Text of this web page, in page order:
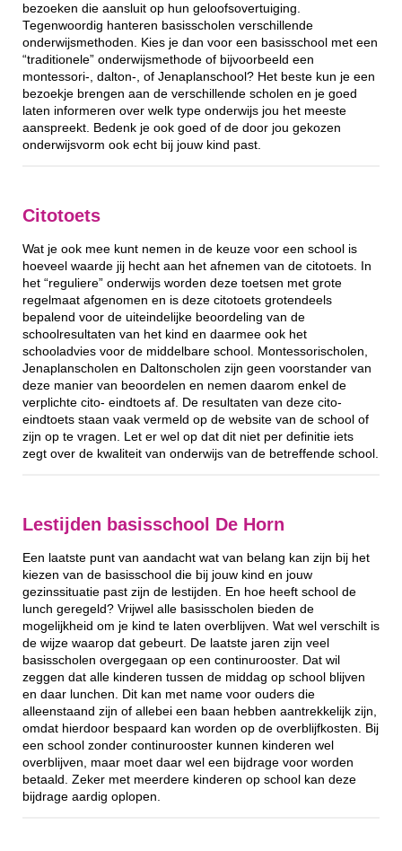
bezoeken die aansluit op hun geloofsovertuiging.
Tegenwoordig hanteren basisscholen verschillende
onderwijsmethoden. Kies je dan voor een basisschool met een
“traditionele” onderwijsmethode of bijvoorbeeld een
montessori-, dalton-, of Jenaplanschool? Het beste kun je een
bezoekje brengen aan de verschillende scholen en je goed
laten informeren over welk type onderwijs jou het meeste
aanspreekt. Bedenk je ook goed of de door jou gekozen
onderwijsvorm ook echt bij jouw kind past.
Citotoets
Wat je ook mee kunt nemen in de keuze voor een school is
hoeveel waarde jij hecht aan het afnemen van de citotoets. In
het “reguliere” onderwijs worden deze toetsen met grote
regelmaat afgenomen en is deze citotoets grotendeels
bepalend voor de uiteindelijke beoordeling van de
schoolresultaten van het kind en daarmee ook het
schooladvies voor de middelbare school. Montessorischolen,
Jenaplanscholen en Daltonscholen zijn geen voorstander van
deze manier van beoordelen en nemen daarom enkel de
verplichte cito- eindtoets af. De resultaten van deze cito-
eindtoets staan vaak vermeld op de website van de school of
zijn op te vragen. Let er wel op dat dit niet per definitie iets
zegt over de kwaliteit van onderwijs van de betreffende school.
Lestijden basisschool De Horn
Een laatste punt van aandacht wat van belang kan zijn bij het
kiezen van de basisschool die bij jouw kind en jouw
gezinssituatie past zijn de lestijden. En hoe heeft school de
lunch geregeld? Vrijwel alle basisscholen bieden de
mogelijkheid om je kind te laten overblijven. Wat wel verschilt is
de wijze waarop dat gebeurt. De laatste jaren zijn veel
basisscholen overgegaan op een continurooster. Dat wil
zeggen dat alle kinderen tussen de middag op school blijven
en daar lunchen. Dit kan met name voor ouders die
alleenstaand zijn of allebei een baan hebben aantrekkelijk zijn,
omdat hierdoor bespaard kan worden op de overblijfkosten. Bij
een school zonder continurooster kunnen kinderen wel
overblijven, maar moet daar wel een bijdrage voor worden
betaald. Zeker met meerdere kinderen op school kan deze
bijdrage aardig oplopen.